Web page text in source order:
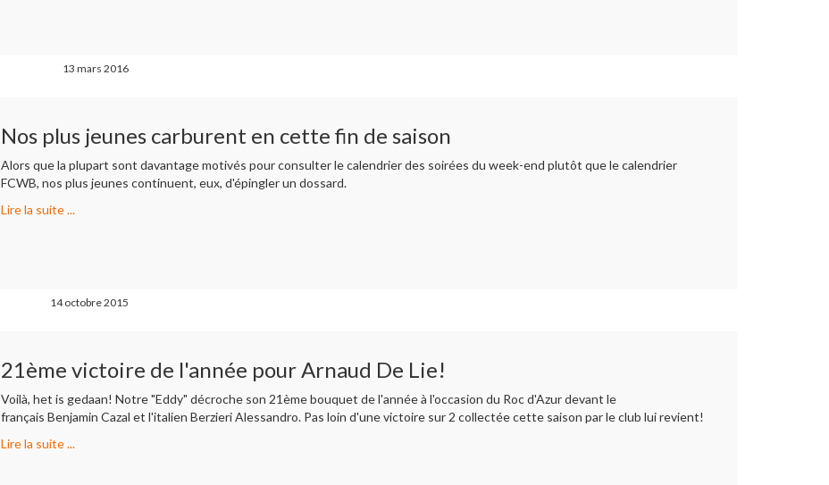
13 mars 2016
Nos plus jeunes carburent en cette fin de saison
Alors que la plupart sont davantage motivés pour consulter le calendrier des soirées du week-end plutôt que le calendrier
FCWB, nos plus jeunes continuent, eux, d'épingler un dossard.
Lire la suite ...
14 octobre 2015
21ème victoire de l'année pour Arnaud De Lie!
Voilà, het is gedaan! Notre "Eddy" décroche son 21ème bouquet de l'année à l'occasion du Roc d'Azur devant le
français Benjamin Cazal et l'italien Berzieri Alessandro. Pas loin d'une victoire sur 2 collectée cette saison par le club lui revient!
Lire la suite ...